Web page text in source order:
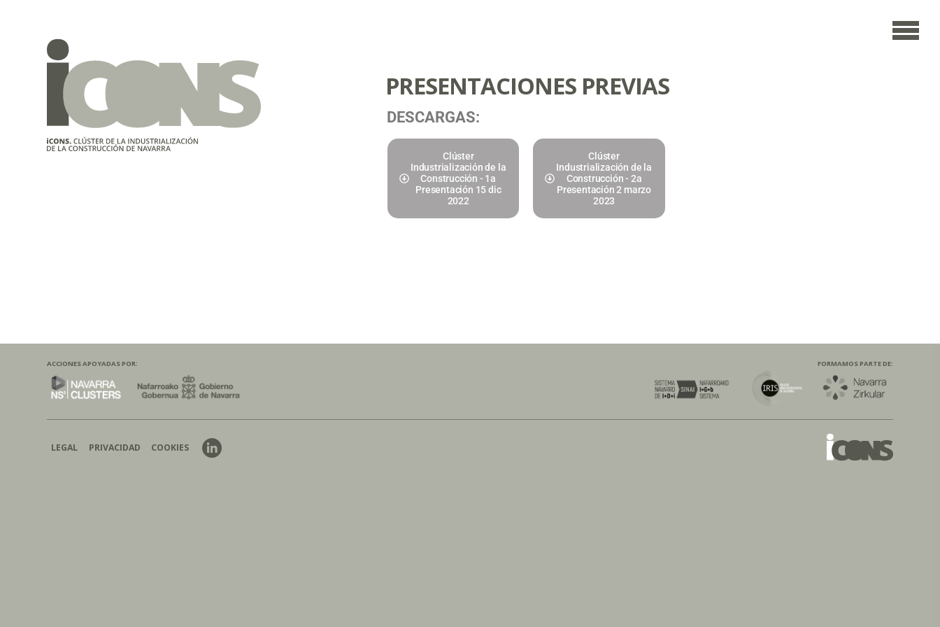
PRESENTACIONES PREVIAS
DESCARGAS:
Clúster
Industrialización de la
Construcción - 1a
Presentación 15 dic
2022
Clúster
Industrialización de la
Construcción - 2a
Presentación 2 marzo
2023
ACCIONES APOYADAS POR: FORMAMOS PARTE DE:
LEGAL PRIVACIDAD COOKIES